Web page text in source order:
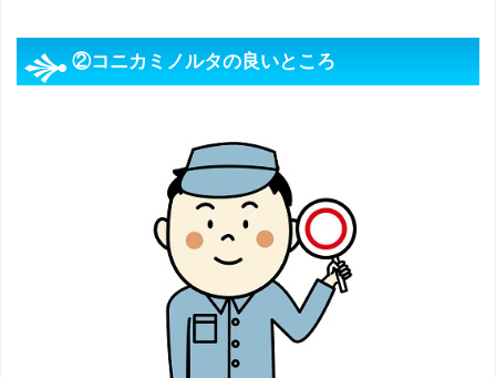
②コニカミノルタの良いところ